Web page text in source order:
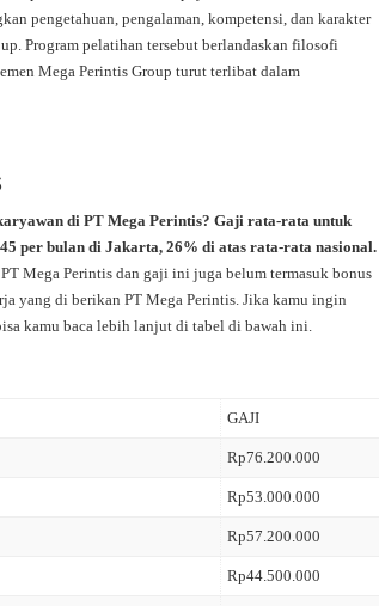
pengetahuan, pengalaman, kompetensi, dan karakter
Program pelatihan tersebut berlandaskan filosofi
Mega Perintis Group turut terlibat dalam
di PT Mega Perintis? Gaji rata-rata untuk
per bulan di Jakarta, 26% di atas rata-rata nasional.
Mega Perintis dan gaji ini juga belum termasuk bonus
yang di berikan PT Mega Perintis. Jika kamu ingin
kamu baca lebih lanjut di tabel di bawah ini.
GAJI
Rp76.200.000
Rp53.000.000
Rp57.200.000
Rp44.500.000